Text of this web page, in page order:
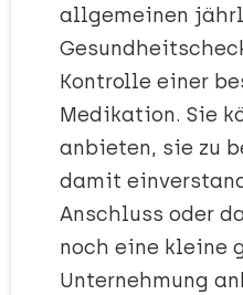
allgemeinen
Kontrolle einer
Medikation. Sie
anbieten, sie zu
damit
Anschluss oder
noch eine kleine
Unternehmung